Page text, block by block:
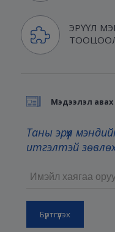
ЭРҮҮЛ
Мэдээлэл авах
Таны эрүүл
итгэлтэй